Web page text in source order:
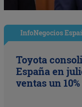
InfoNegocios
Toyota
España en
ventas un